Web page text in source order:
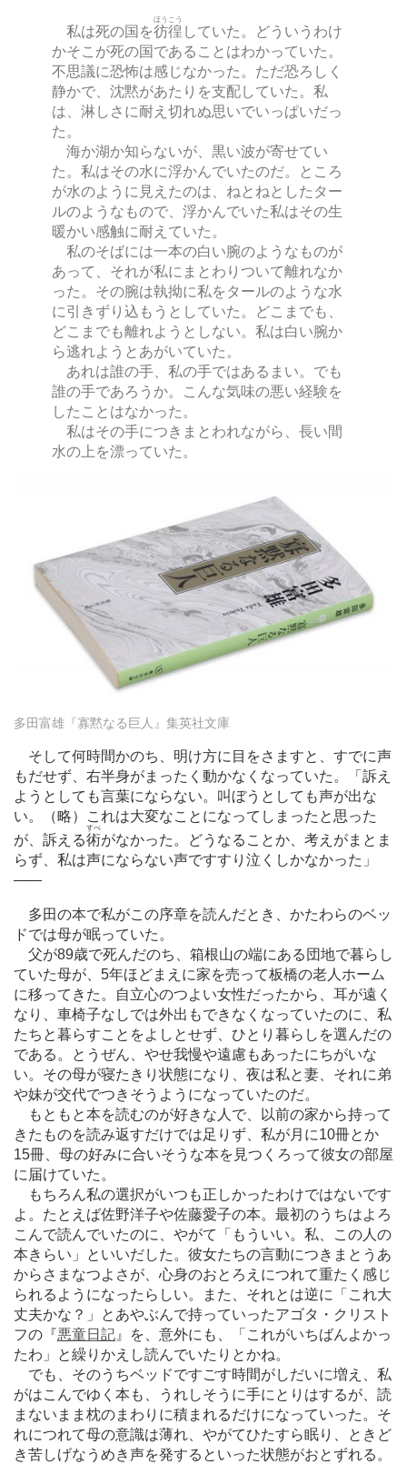
私は死の国を彷徨
ほうこう
していた。どういうわけ
かそこが死の国であることはわかっていた。
不思議に恐怖は感じなかった。ただ恐ろしく
静かで、沈黙があたりを支配していた。私
は、淋しさに耐え切れぬ思いでいっぱいだっ
た。
海か湖か知らないが、黒い波が寄せてい
た。私はその水に浮かんでいたのだ。ところ
が水のように見えたのは、ねとねとしたター
ルのようなもので、浮かんでいた私はその生
暖かい感触に耐えていた。
私のそばには一本の白い腕のようなものが
あって、それが私にまとわりついて離れなか
った。その腕は執拗に私をタールのような水
に引きずり込もうとしていた。どこまでも、
どこまでも離れようとしない。私は白い腕か
ら逃れようとあがいていた。
あれは誰の手、私の手ではあるまい。でも
誰の手であろうか。こんな気味の悪い経験を
したことはなかった。
私はその手につきまとわれながら、長い間
水の上を漂っていた。
多田富雄『寡黙なる巨人』集英社文庫
そして何時間かのち、明け方に目をさますと、すでに声
もだせず、右半身がまったく動かなくなっていた。「訴え
ようとしても言葉にならない。叫ぼうとしても声が出な
い。（略）これは大変なことになってしまったと思った
が、訴える術
すべ
がなかった。どうなることか、考えがまとま
らず、私は声にならない声ですすり泣くしかなかった」
――
多田の本で私がこの序章を読んだとき、かたわらのベッ
ドでは母が眠っていた。
父が89歳で死んだのち、箱根山の端にある団地で暮らし
ていた母が、5年ほどまえに家を売って板橋の老人ホーム
に移ってきた。自立心のつよい女性だったから、耳が遠く
なり、車椅子なしでは外出もできなくなっていたのに、私
たちと暮らすことをよしとせず、ひとり暮らしを選んだの
である。とうぜん、やせ我慢や遠慮もあったにちがいな
い。その母が寝たきり状態になり、夜は私と妻、それに弟
や妹が交代でつきそうようになっていたのだ。
もともと本を読むのが好きな人で、以前の家から持って
きたものを読み返すだけでは足りず、私が月に10冊とか
15冊、母の好みに合いそうな本を見つくろって彼女の部屋
に届けていた。
もちろん私の選択がいつも正しかったわけではないです
よ。たとえば佐野洋子や佐藤愛子の本。最初のうちはよろ
こんで読んでいたのに、やがて「もういい。私、この人の
本きらい」といいだした。彼女たちの言動につきまとうあ
からさまなつよさが、心身のおとろえにつれて重たく感じ
られるようになったらしい。また、それとは逆に「これ大
丈夫かな？」とあやぶんで持っていったアゴタ・クリスト
フの『悪童日記 』を、意外にも、「これがいちばんよかっ
たわ」と繰りかえし読んでいたりとかね。
でも、そのうちベッドですごす時間がしだいに増え、私
がはこんでゆく本も、うれしそうに手にとりはするが、読
まないまま枕のまわりに積まれるだけになっていった。そ
れにつれて母の意識は薄れ、やがてひたすら眠り、ときど
き苦しげなうめき声を発するといった状態がおとずれる。